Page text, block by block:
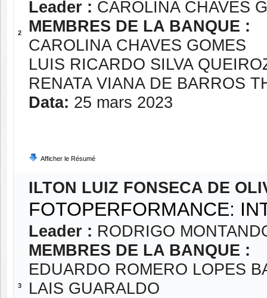
2
Leader : CAROLINA CHAVES
MEMBRES DE LA BANQUE :
CAROLINA CHAVES GOMES
LUIS RICARDO SILVA
RENATA VIANA DE BARROS
Data: 25 mars 2023
Afficher le Résumé
3
ILTON LUIZ FONSECA DE
FOTOPERFORMANCE:
Leader : RODRIGO
MEMBRES DE LA BANQUE :
EDUARDO ROMERO LOPES
LAIS GUARALDO